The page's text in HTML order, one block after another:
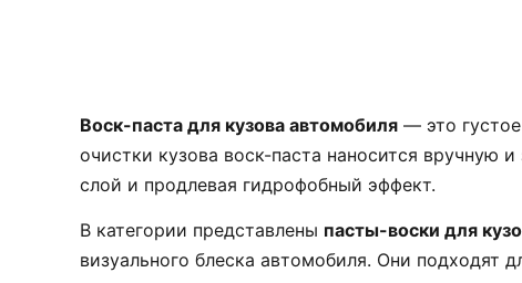
Воск-паста для кузова автомобиля — это
очистки кузова воск-паста наносится вручную
слой и продлевая гидрофобный эффект.
В категории представлены пасты-воски для
визуального блеска автомобиля. Они подходят